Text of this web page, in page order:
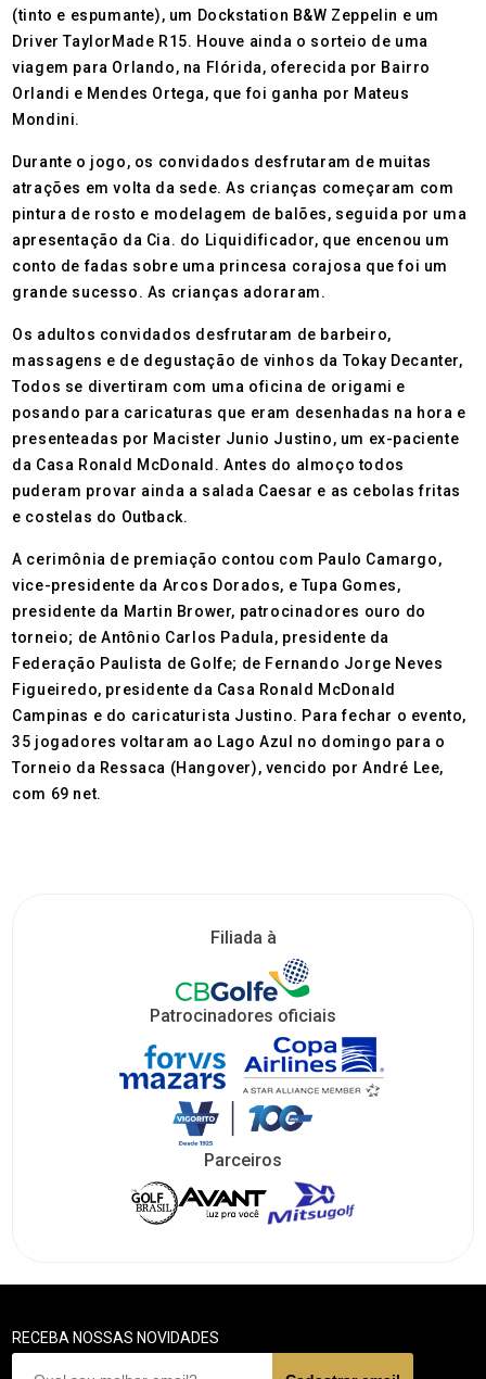
(tinto e espumante), um Dockstation B&W Zeppelin e um
Driver TaylorMade R15. Houve ainda o sorteio de uma
viagem para Orlando, na Flórida, oferecida por Bairro
Orlandi e Mendes Ortega, que foi ganha por Mateus
Mondini.
Durante o jogo, os convidados desfrutaram de muitas
atrações em volta da sede. As crianças começaram com
pintura de rosto e modelagem de balões, seguida por uma
apresentação da Cia. do Liquidificador, que encenou um
conto de fadas sobre uma princesa corajosa que foi um
grande sucesso. As crianças adoraram.
Os adultos convidados desfrutaram de barbeiro,
massagens e de degustação de vinhos da Tokay Decanter,
Todos se divertiram com uma oficina de origami e
posando para caricaturas que eram desenhadas na hora e
presenteadas por Macister Junio Justino, um ex-paciente
da Casa Ronald McDonald. Antes do almoço todos
puderam provar ainda a salada Caesar e as cebolas fritas
e costelas do Outback.
A cerimônia de premiação contou com Paulo Camargo,
vice-presidente da Arcos Dorados, e Tupa Gomes,
presidente da Martin Brower, patrocinadores ouro do
torneio; de Antônio Carlos Padula, presidente da
Federação Paulista de Golfe; de Fernando Jorge Neves
Figueiredo, presidente da Casa Ronald McDonald
Campinas e do caricaturista Justino. Para fechar o evento,
35 jogadores voltaram ao Lago Azul no domingo para o
Torneio da Ressaca (Hangover), vencido por André Lee,
com 69 net.
Filiada à
Patrocinadores oficiais
Parceiros
RECEBA NOSSAS NOVIDADES